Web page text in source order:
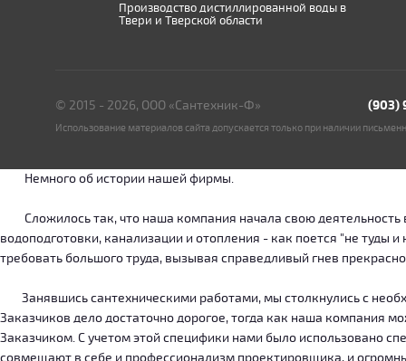
Производство дистиллированной воды в
Твери и Тверской области
© 2015 - 2026, ООО «Сантехник-Ф» (903)
Использование материалов сайта допускается только при наличии
Немного об истории нашей фирмы.
Сложилось так, что наша компания начала свою деятельность
водоподготовки, канализации и отопления - как поется "не
требовать большого труда, вызывая справедливый гнев
Занявшись сантехническими работами, мы столкнулись с
Заказчиков дело достаточно дорогое, тогда как наша компания
Заказчиком. С учетом этой специфики нами было использовано
совмещают в себе и профессионализм проектировщика, и